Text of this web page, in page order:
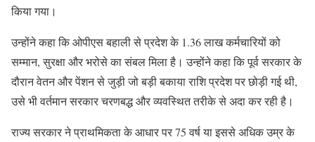
किया गया।
उन्होंने कहा कि ओपीएस बहाली से प्रदेश के 1.36 लाख कर्मचारियों को
सम्मान, सुरक्षा और भरोसे का संबल मिला है। उन्होंने कहा कि पूर्व सरकार के
दौरान वेतन और पेंशन से जुड़ी जो बड़ी बकाया राशि प्रदेश पर छोड़ी गई थी,
उसे भी वर्तमान सरकार चरणबद्ध और व्यवस्थित तरीके से अदा कर रही है।
राज्य सरकार ने प्राथमिकता के आधार पर 75 वर्ष या इससे अधिक उम्र के